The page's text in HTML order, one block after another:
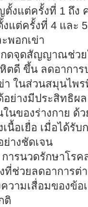
งแต่ครั้งที่ 1 ถึง
แต่ครั้งที่ 4 และ
พอกเข่า
ดจุดสัญญาณช่วย
ตดี ขึ้น ลดอากา
า ในส่วนสมุนไพ
ย่างมีประสิทธิผ
นของร่างกาย ด้
นื้อเยื่อ เมื่อได้รับ
างชัดเจน
การนวดรักษาโรค
ที่ช่วยลดอาการต่
วามเสื่อมของข้อ
ติ